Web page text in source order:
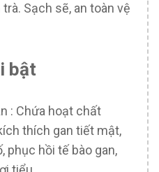
Sạch sẽ, an toàn vệ
bật
: Chứa hoạt chất
thích gan tiết mật,
phục hồi tế bào gan,